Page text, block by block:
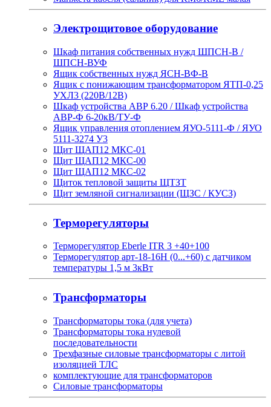
Электрощитовое оборудование
Шкаф питания собственных нужд ШПСН-В /
ШПСН-ВУФ
Ящик собственных нужд ЯСН-ВФ-В
Ящик с понижающим трансформатором ЯТП-0,25
УХЛ3 (220В/12В)
Шкаф устройства АВР 6.20 / Шкаф устройства
АВР-Ф 6-20кВ/ТУ-Ф
Ящик управления отоплением ЯУО-5111-Ф / ЯУО
5111-3274 У3
Щит ЩАП12 МКС-01
Щит ЩАП12 МКС-00
Щит ЩАП12 МКС-02
Щиток тепловой защиты ЩТЗТ
Щит земляной сигнализации (ЩЗС / КУСЗ)
Терморегуляторы
Терморегулятор Eberle ITR 3 +40+100
Терморегулятор арт-18-16H (0...+60) с датчиком
температуры 1,5 м 3кВт
Трансформаторы
Трансформаторы тока (для учета)
Трансформаторы тока нулевой
последовательности
Трехфазные силовые трансформаторы с литой
изоляцией ТЛС
комплектующие для трансформаторов
Силовые трансформаторы